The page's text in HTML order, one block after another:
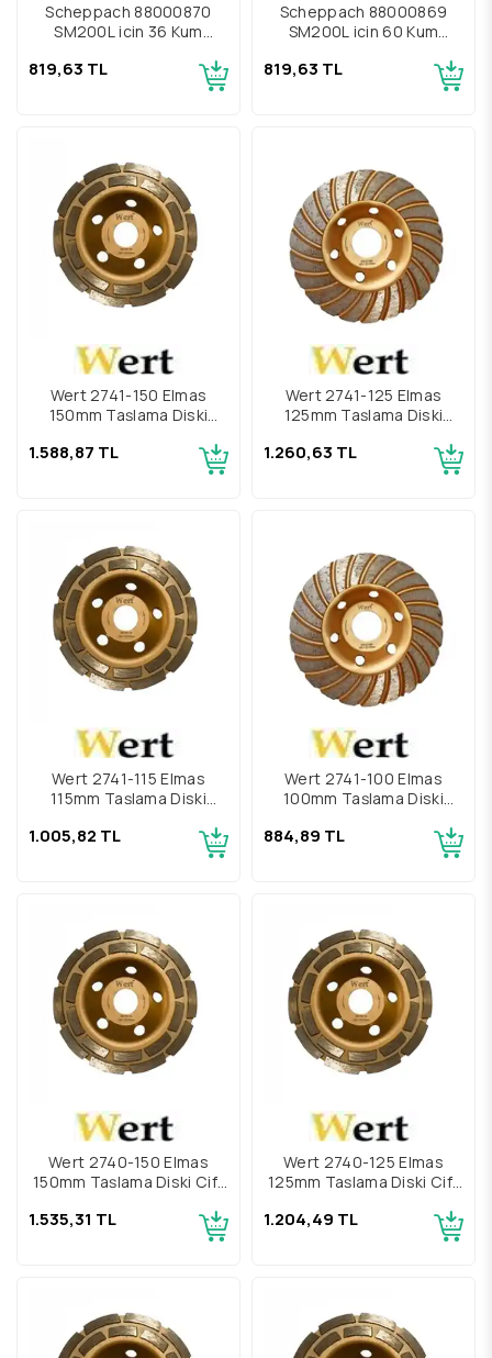
Scheppach 88000870
SM200L için 36 Kum
819,63 TL
Scheppach 88000869
SM200L için 60 Kum
819,63 TL
Wert 2741-150 Elmas
150mm Taşlama Diski
1.588,87 TL
Wert 2741-125 Elmas
125mm Taşlama Diski
1.260,63 TL
Wert 2741-115 Elmas
115mm Taşlama Diski
1.005,82 TL
Wert 2741-100 Elmas
100mm Taşlama Diski
884,89 TL
Wert 2740-150 Elmas
150mm Taşlama Diski Çift
1.535,31 TL
Wert 2740-125 Elmas
125mm Taşlama Diski Çift
1.204,49 TL